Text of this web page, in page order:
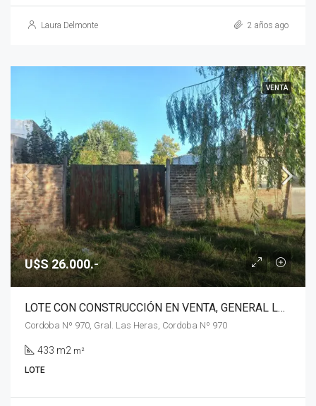
Laura Delmonte 2 años ago
VENTA
U$S 26.000.-
LOTE CON CONSTRUCCIÓN EN VENTA, GENERAL LAS HERAS
Cordoba Nº 970, Gral. Las Heras, Cordoba Nº 970
433 m2 m²
LOTE